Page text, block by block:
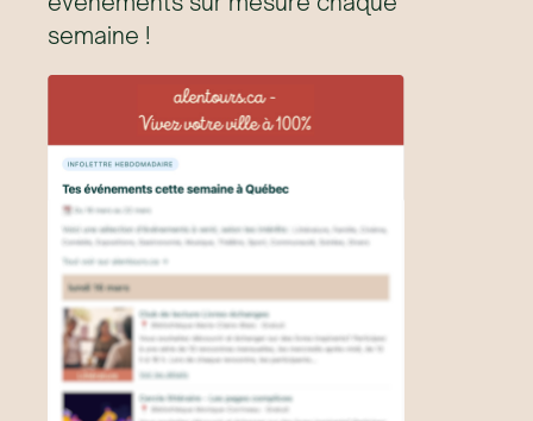
semaine !